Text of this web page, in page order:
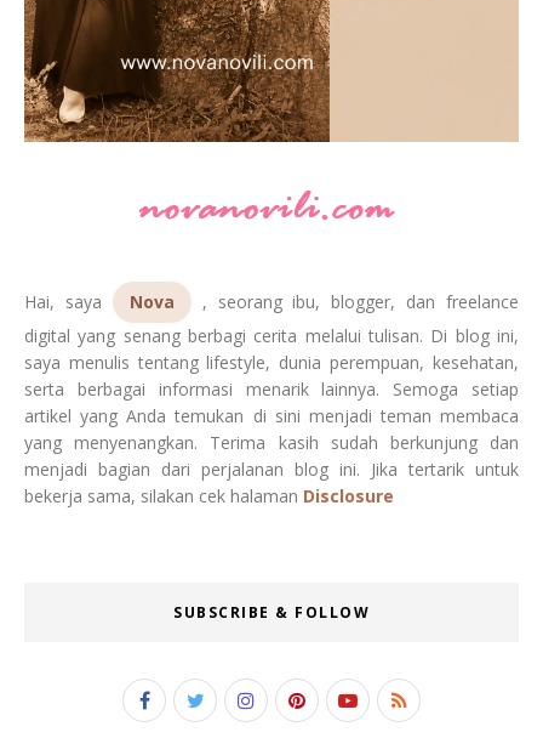
Hai, saya Nova
, seorang ibu, blogger, dan freelance
digital yang senang berbagi cerita melalui tulisan. Di blog ini,
saya menulis tentang lifestyle, dunia perempuan, kesehatan,
serta berbagai informasi menarik lainnya. Semoga setiap
artikel yang Anda temukan di sini menjadi teman membaca
yang menyenangkan. Terima kasih sudah berkunjung dan
menjadi bagian dari perjalanan blog ini. Jika tertarik untuk
bekerja sama, silakan cek halaman Disclosure
SUBSCRIBE & FOLLOW